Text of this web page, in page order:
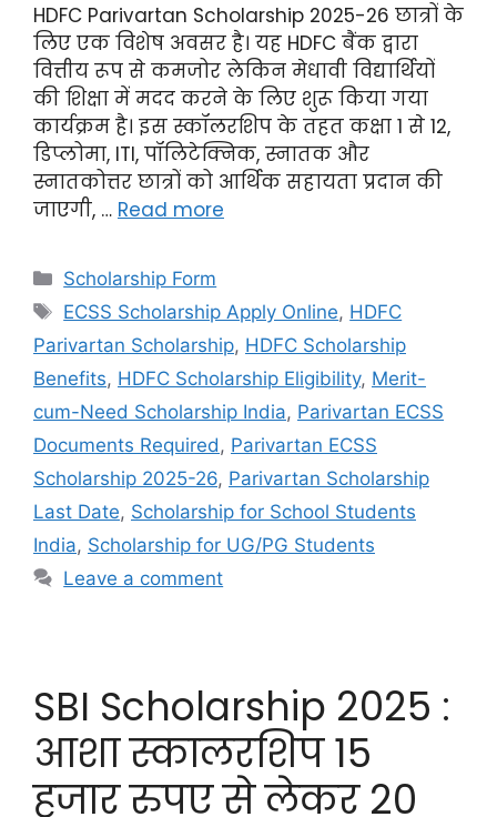
HDFC Parivartan Scholarship 2025-26 छात्रों के
लिए एक विशेष अवसर है। यह HDFC बैंक द्वारा
वित्तीय रूप से कमजोर लेकिन मेधावी विद्यार्थियों
की शिक्षा में मदद करने के लिए शुरू किया गया
कार्यक्रम है। इस स्कॉलरशिप के तहत कक्षा 1 से 12,
डिप्लोमा, ITI, पॉलिटेक्निक, स्नातक और
स्नातकोत्तर छात्रों को आर्थिक सहायता प्रदान की
जाएगी, … Read more
Scholarship Form
ECSS Scholarship Apply Online, HDFC
Parivartan Scholarship, HDFC Scholarship
Benefits, HDFC Scholarship Eligibility, Merit-
cum-Need Scholarship India, Parivartan ECSS
Documents Required , Parivartan ECSS
Scholarship 2025-26, Parivartan Scholarship
Last Date, Scholarship for School Students
India, Scholarship for UG/PG Students
Leave a comment
SBI Scholarship 2025 :
आशा स्कालरशिप 15
हजार रुपए से लेकर 20